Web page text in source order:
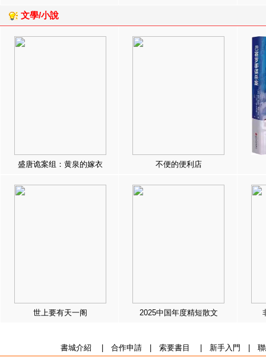
文學/小說
盛唐诡案组：黄泉的嫁衣 不便的便利店
世上要有天一阁 2025中国年度精短散文
書城介紹 合作申請| 索要書目 新手入門